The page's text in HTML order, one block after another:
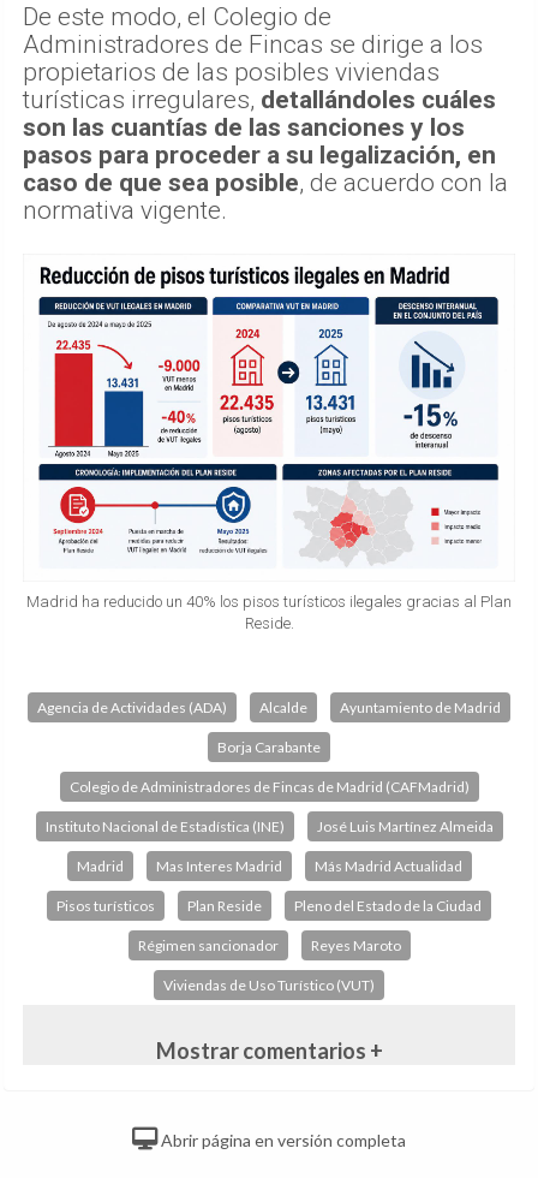
De este modo, el Colegio de
Administradores de Fincas se dirige a los
propietarios de las posibles viviendas
turísticas irregulares, detallándoles cuáles
son las cuantías de las sanciones y los
pasos para proceder a su legalización, en
caso de que sea posible, de acuerdo con la
normativa vigente.
Madrid ha reducido un 40% los pisos turísticos ilegales gracias al Plan
Reside.
Agencia de Actividades (ADA) Alcalde Ayuntamiento de Madrid
Borja Carabante
Colegio de Administradores de Fincas de Madrid (CAFMadrid)
Instituto Nacional de Estadística (INE) José Luis Martínez Almeida
Madrid Mas Interes Madrid Más Madrid Actualidad
Pisos turísticos Plan Reside Pleno del Estado de la Ciudad
Régimen sancionador Reyes Maroto
Viviendas de Uso Turístico (VUT)
Mostrar comentarios +
Abrir página en versión completa